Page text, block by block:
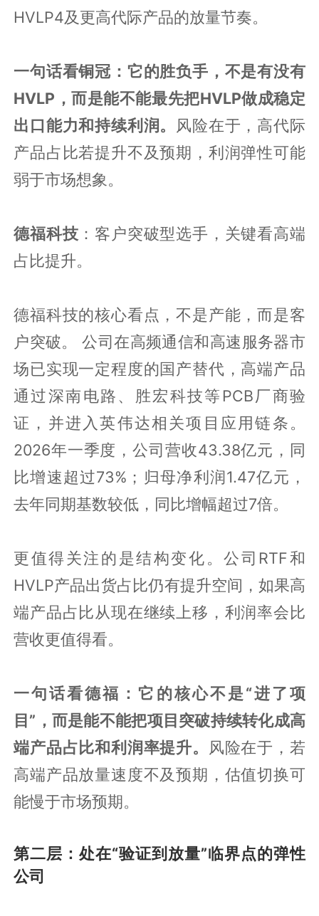
HVLP4及更高代际产品的放量节奏。
一句话看铜冠：它的胜负手，不是有没有
HVLP，而是能不能最先把HVLP做成稳定
出口能力和持续利润。
风险在于，高代际
产品占比若提升不及预期，利润弹性可能
弱于市场想象。
德福科技 ：客户突破型选手，关键看高端
占比提升。
德福科技的核心看点，不是产能，而是客
户突破。 公司在高频通信和高速服务器市
场已实现一定程度的国产替代，高端产品
通过深南电路、胜宏科技等PCB厂商验
证，并进入英伟达相关项目应用链条。
2026年一季度，公司营收43.38亿元，同
比增速超过73%；归母净利润1.47亿元，
去年同期基数较低，同比增幅超过7倍。
更值得关注的是结构变化。公司RTF和
HVLP产品出货占比仍有提升空间，如果高
端产品占比从现在继续上移，利润率会比
营收更值得看。
一句话看德福：它的核心不是“进了项
目”，而是能不能把项目突破持续转化成高
端产品占比和利润率提升。
风险在于，若
高端产品放量速度不及预期，估值切换可
能慢于市场预期。
第二层：处在“验证到放量”临界点的弹性
公司